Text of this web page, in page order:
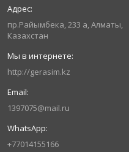
пр.Райымбека, 233 а, Алматы,
Казахстан
http://gerasim.kz
1397075@mail.ru
+77014155166